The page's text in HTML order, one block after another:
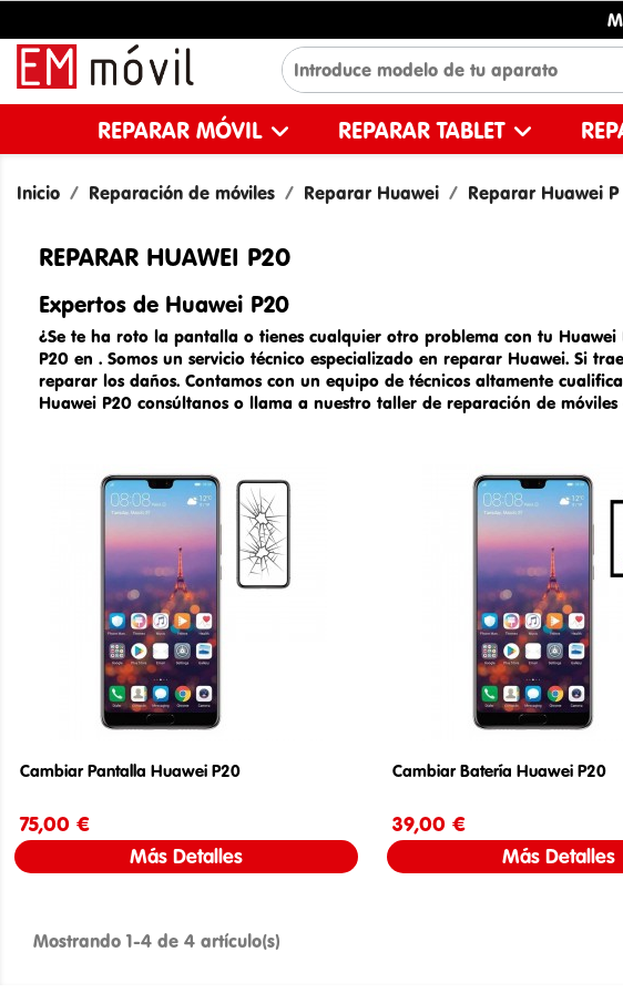
REPARAR MÓVIL REPARAR TABLET
Inicio Reparación de móviles Reparar Huawei Reparar Huawei P
REPARAR HUAWEI P20
Expertos de Huawei P20
¿Se te ha roto la pantalla o tienes cualquier otro problema con tu
P20 en . Somos un servicio técnico especializado en reparar Huawei. Si
reparar los daños. Contamos con un equipo de técnicos altamente
Huawei P20 consúltanos o llama a nuestro taller de reparación de móviles
Cambiar Pantalla Huawei P20
75,00 €
Más Detalles
Cambiar Batería Huawei P20
39,00 €
Más Detalles
Mostrando 1-4 de 4 artículo(s)